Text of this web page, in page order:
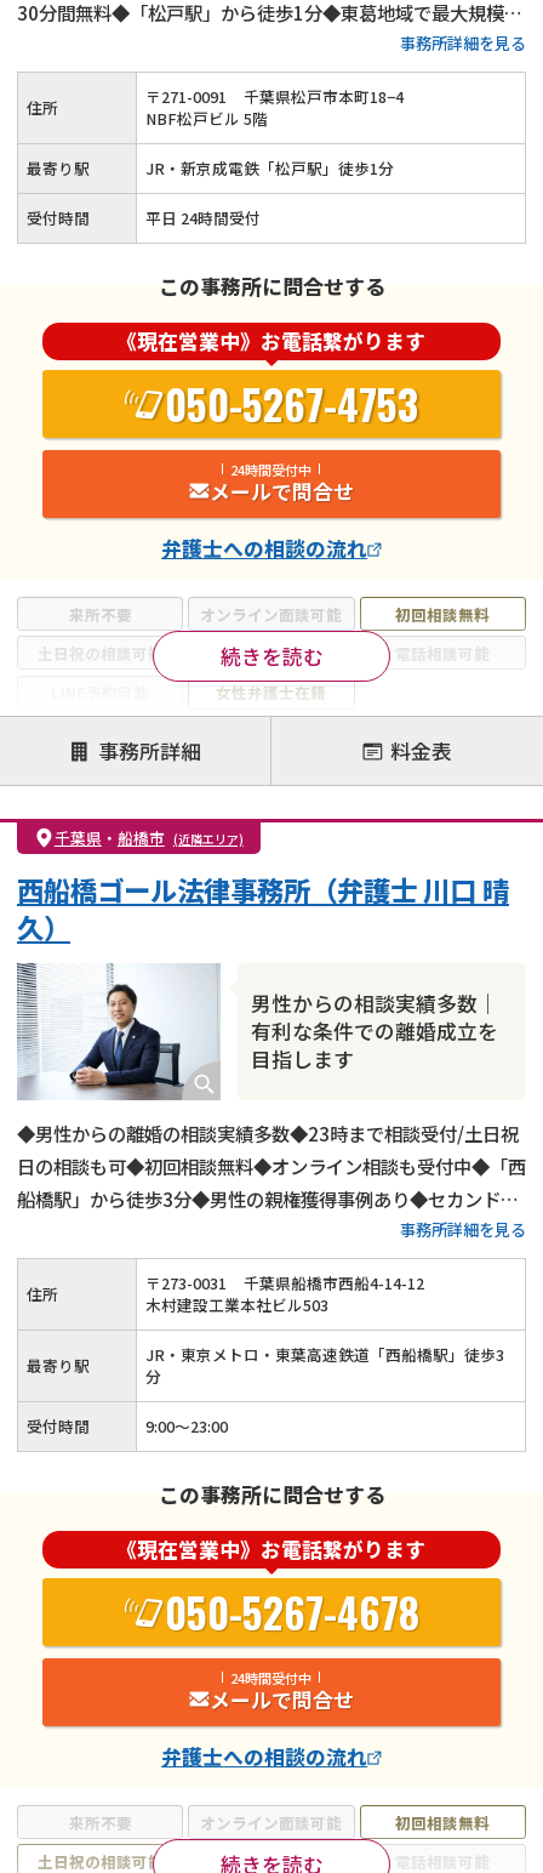
30分間無料◆「松戸駅」から徒歩1分◆東葛地域で最大規模◆
プライバシーに配慮した個室完備◆不貞に対する慰謝料請求の
実績多数
事務所詳細を見る
来所不要 オンライン面談可能
初回相談無料
土日祝の相談可能
19時以降電話可能
電話相談可能
女性弁護士在籍
注力案件
離婚前相談
離婚調停
離婚裁判
親権・面会交流権
DV
モラハラ
不貞・不倫慰謝料請求
国際離婚
財産分与
内縁の夫婦 熟年離婚
続きを読む
住所 〒271-0091
千葉県松戸市本町18−4
NBF松戸ビル 5階
最寄り駅 JR・新京成電鉄「松戸駅」徒歩1分
受付時間 平日 24時間受付
この事務所に問合せする
《現在営業中》お電話繋がります
050-5267-4753
24時間受付中
メールで問合せ
弁護士への相談の流れ
事務所詳細 料金表
千葉県 ・ 船橋市 (近隣エリア)
男性からの相談実績多数｜
有利な条件での離婚成立を
目指します
西船橋ゴール法律事務所（弁護士 川口 晴
久）
◆男性からの離婚の相談実績多数◆23時まで相談受付/土日祝
日の相談も可◆初回相談無料◆オンライン相談も受付中◆「西
船橋駅」から徒歩3分◆男性の親権獲得事例あり◆セカンドオ
ピニオンとしての活用もOK◆依頼者様に合わせた解決策をご
提案
事務所詳細を見る
来所不要 オンライン面談可能
初回相談無料
土日祝の相談可能
19時以降電話可能
電話相談可能
続きを読む
住所 〒273-0031
千葉県船橋市西船4-14-12
木村建設工業本社ビル503
最寄り駅
JR・東京メトロ・東葉高速鉄道「西船橋駅」徒歩3
分
受付時間 9:00～23:00
この事務所に問合せする
《現在営業中》お電話繋がります
050-5267-4678
24時間受付中
メールで問合せ
弁護士への相談の流れ